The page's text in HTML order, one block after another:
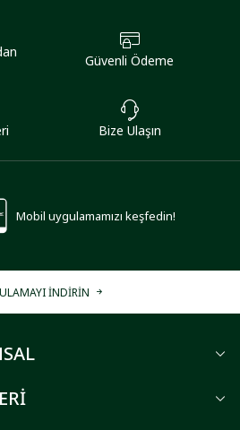
Güvenli Ödeme
Bize Ulaşın
Mobil uygulamamızı keşfedin!
İNDİRİN